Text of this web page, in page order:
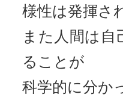
様性は発揮さ
また人間は
ることが
科学的に分か